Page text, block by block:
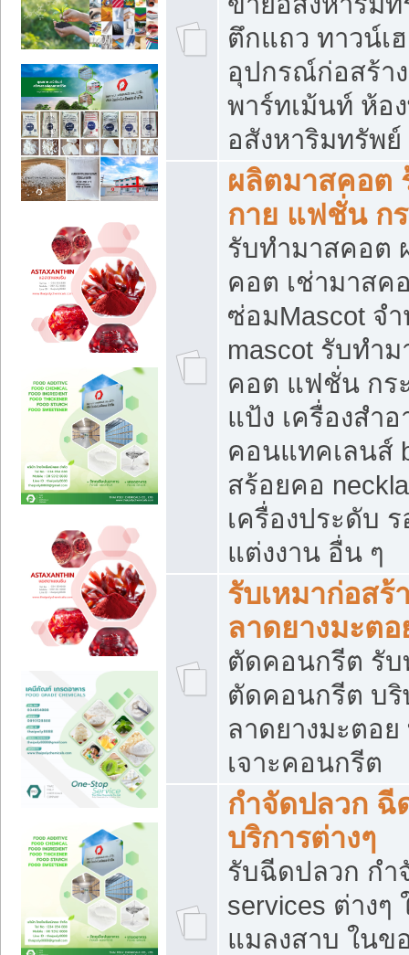
ตึกแถว ทาวน์เ
อุปกรณ์ก่อสร้า
พาร์ทเม้นท์ ห้อ
อสังหาริมทรัพ
ผลิตมาสคอต
กาย แฟชั่น กร
รับทำมาสคอต
คอต เช่ามาสค
ซ่อมMascot จ
mascot รับทำ
คอต แฟชั่น กระ
แป้ง เครื่องสำ
คอนแทคเลนส์
สร้อยคอ
เครื่องประดับ ร
แต่งงาน อื่น ๆ
รับเหมาก่อส
ลาดยางมะต
ตัดคอนกรีต รับ
ตัดคอนกรีต บริ
ลาดยางมะตอ
เจาะคอนกรีต
กำจัดปลวก ฉี
บริการต่างๆ
รับฉีดปลวก กำ
services ต่าง
แมลงสาบ ใน